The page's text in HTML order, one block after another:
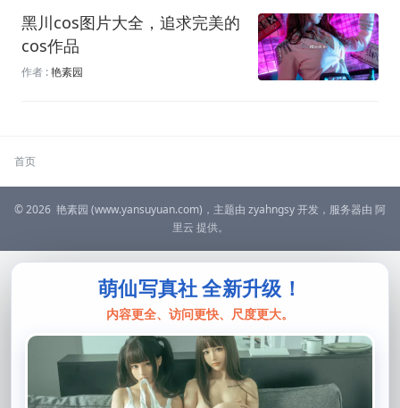
黑川cos图片大全，追求完美的
cos作品
作者 :艳素园
首页
© 2026 艳素园 (www.yansuyuan.com)，主题由 zyahngsy开发，服务器由 阿
里云 提供。
萌仙写真社 全新升级！
内容更全、访问更快、尺度更大。